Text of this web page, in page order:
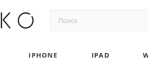
IPHONE IPAD